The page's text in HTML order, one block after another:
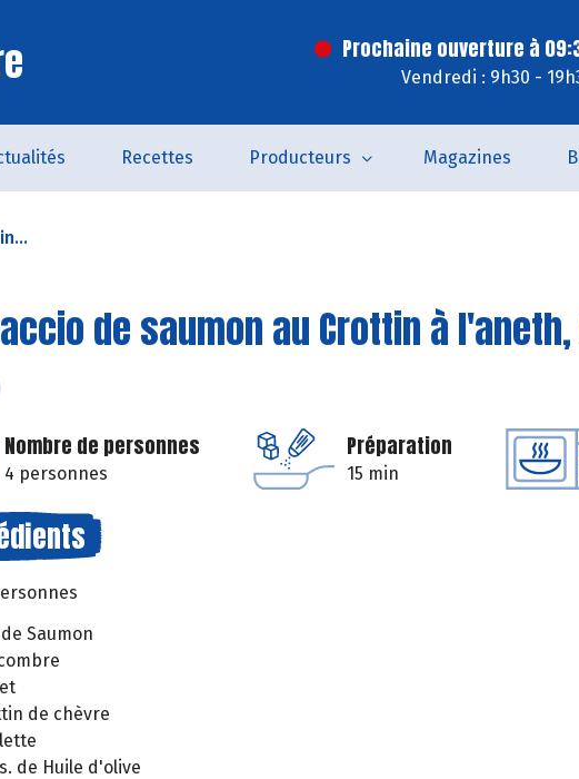
Prochaine ouverture à
Vendredi : 9h30 -
Recettes Producteurs Magazines
de saumon au Crottin à
Nombre de personnes
4 personnes
Préparation
15 min
Saumon
de chèvre
de Huile d'olive